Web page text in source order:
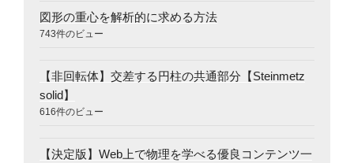
図形の重心を解析的に求める方法
743件のビュー
【非回転体】交差する円柱の共通部分【Steinmetz
solid】
616件のビュー
【決定版】Web上で物理を学べる優良コンテンツ一